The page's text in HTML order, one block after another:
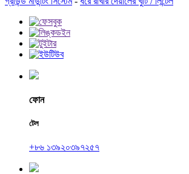
ফোন
টেল
+৮৬ ১৩৯২০৩৯৭২৫৭